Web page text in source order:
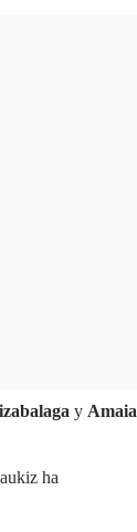
y Amaia
ha